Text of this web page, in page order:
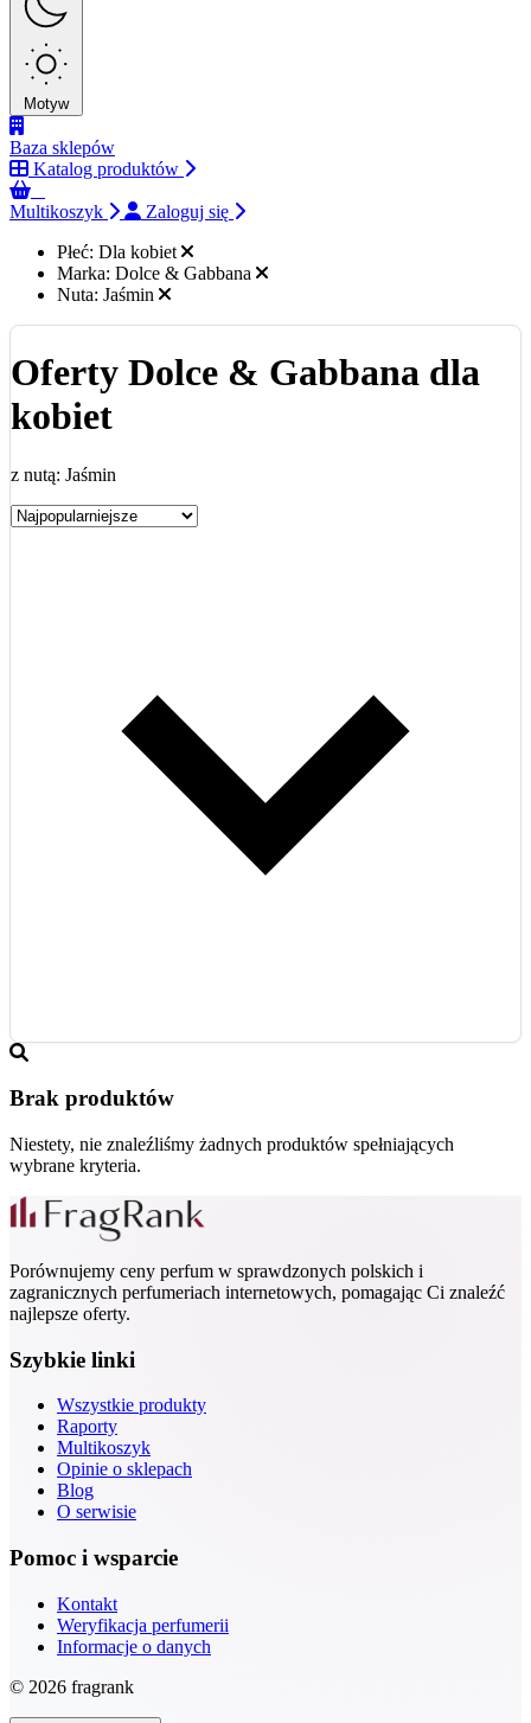
Motyw
Baza sklepów
Katalog produktów
Multikoszyk
Zaloguj się
Płeć: Dla kobiet
Marka: Dolce & Gabbana
Nuta: Jaśmin
Oferty Dolce & Gabbana dla
kobiet
z nutą: Jaśmin
Brak produktów
Niestety, nie znaleźliśmy żadnych produktów spełniających
wybrane kryteria.
Porównujemy ceny perfum w sprawdzonych polskich i
zagranicznych perfumeriach internetowych, pomagając Ci znaleźć
najlepsze oferty.
Szybkie linki
Wszystkie produkty
Raporty
Multikoszyk
Opinie o sklepach
Blog
O serwisie
Pomoc i wsparcie
Kontakt
Weryfikacja perfumerii
Informacje o danych
© 2026 fragrank